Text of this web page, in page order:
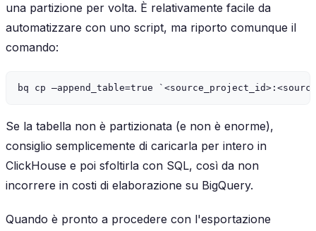
una partizione per volta. È relativamente facile da
automatizzare con uno script, ma riporto comunque il
comando:
Se la tabella non è partizionata (e non è enorme),
consiglio semplicemente di caricarla per intero in
ClickHouse e poi sfoltirla con SQL, così da non
incorrere in costi di elaborazione su BigQuery.
Quando è pronto a procedere con l'esportazione